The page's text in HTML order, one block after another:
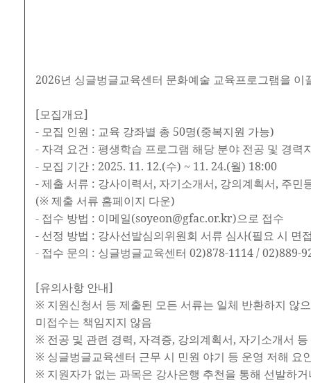
2026년 싱글벙글교육센터 문화예술 교육프로그램을
[모집개요]
- 모집 인원 : 교육 강좌별 총 50명(중복지원 가능)
- 자격 요건 : 평생학습 프로그램 해당 분야 전공 및 경력
- 모집 기간 : 2025. 11. 12.(수) ~ 11. 24.(월) 18:00
- 제출 서류 : 강사이력서, 자기소개서, 강의계획서, 주
(※ 제출 서류 홈페이지 다운)
- 접수 방법 : 이메일(soyeon@gfac.or.kr)으로 접수
- 선정 방법 : 강사선발심의위원회 서류 심사(필요 시 면
- 접수 문의 : 싱글벙글교육센터 02)878-1114 / 02)889-
[유의사항 안내]
※ 지원신청서 등 제출된 모든 서류는 일체 반환하지 않
미접수는 책임지지 않음
※ 전공 및 관련 경력, 자격증, 강의계획서, 자기소개서
※ 싱글벙글교육센터 근무 시 민원 야기 등 운영 저해 요
※ 지원자가 없는 과목은 강사은행 추천을 통해 선발하